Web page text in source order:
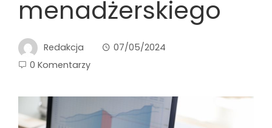
menadżerskiego
Redakcja
07/05/2024
0 Komentarzy